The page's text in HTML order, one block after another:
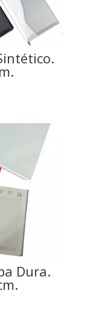
Dura.